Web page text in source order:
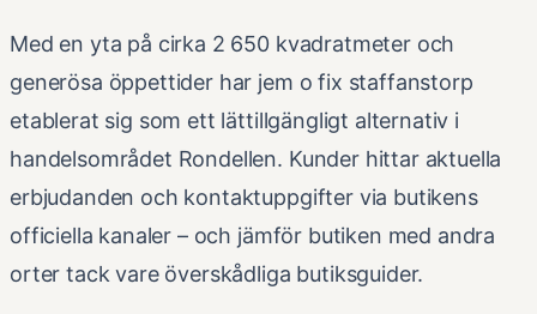
Med en yta på cirka 2 650 kvadratmeter och
generösa öppettider har jem o fix staffanstorp
etablerat sig som ett lättillgängligt alternativ i
handelsområdet Rondellen. Kunder hittar aktuella
erbjudanden och kontaktuppgifter via butikens
officiella kanaler – och jämför butiken med andra
orter tack vare överskådliga butiksguider.